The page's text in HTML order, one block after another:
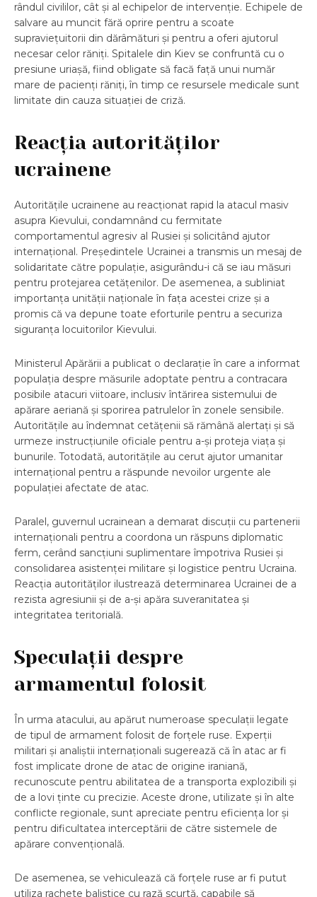
rândul civililor, cât și al echipelor de intervenție. Echipele de
salvare au muncit fără oprire pentru a scoate
supraviețuitorii din dărâmături și pentru a oferi ajutorul
necesar celor răniți. Spitalele din Kiev se confruntă cu o
presiune uriașă, fiind obligate să facă față unui număr
mare de pacienți răniți, în timp ce resursele medicale sunt
limitate din cauza situației de criză.
Reacția autorităților
ucrainene
Autoritățile ucrainene au reacționat rapid la atacul masiv
asupra Kievului, condamnând cu fermitate
comportamentul agresiv al Rusiei și solicitând ajutor
internațional. Președintele Ucrainei a transmis un mesaj de
solidaritate către populație, asigurându-i că se iau măsuri
pentru protejarea cetățenilor. De asemenea, a subliniat
importanța unității naționale în fața acestei crize și a
promis că va depune toate eforturile pentru a securiza
siguranța locuitorilor Kievului.
Ministerul Apărării a publicat o declarație în care a informat
populația despre măsurile adoptate pentru a contracara
posibile atacuri viitoare, inclusiv întărirea sistemului de
apărare aeriană și sporirea patrulelor în zonele sensibile.
Autoritățile au îndemnat cetățenii să rămână alertați și să
urmeze instrucțiunile oficiale pentru a-și proteja viața și
bunurile. Totodată, autoritățile au cerut ajutor umanitar
internațional pentru a răspunde nevoilor urgente ale
populației afectate de atac.
Paralel, guvernul ucrainean a demarat discuții cu partenerii
internaționali pentru a coordona un răspuns diplomatic
ferm, cerând sancțiuni suplimentare împotriva Rusiei și
consolidarea asistenței militare și logistice pentru Ucraina.
Reacția autorităților ilustrează determinarea Ucrainei de a
rezista agresiunii și de a-și apăra suveranitatea și
integritatea teritorială.
Speculații despre
armamentul folosit
În urma atacului, au apărut numeroase speculații legate
de tipul de armament folosit de forțele ruse. Experții
militari și analiștii internaționali sugerează că în atac ar fi
fost implicate drone de atac de origine iraniană,
recunoscute pentru abilitatea de a transporta explozibili și
de a lovi ținte cu precizie. Aceste drone, utilizate și în alte
conflicte regionale, sunt apreciate pentru eficiența lor și
pentru dificultatea interceptării de către sistemele de
apărare convențională.
De asemenea, se vehiculează că forțele ruse ar fi putut
utiliza rachete balistice cu rază scurtă, capabile să